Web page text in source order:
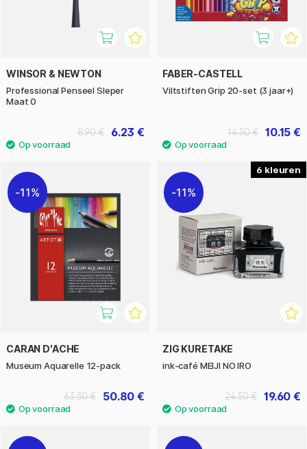
WINSOR & NEWTON
Professional Penseel Sleper
Maat 0
6.23 €
8.90 €
FABER-CASTELL
Viltstiften Grip 20-set (3 jaar+)
10.15 €
14.50 €
11%
CARAN D'ACHE
Museum Aquarelle 12-pack
50.80 €
63.50 €
6
11%
ZIG KURETAKE
ink-café MEIJI NO IRO
19.60 €
24.50 €